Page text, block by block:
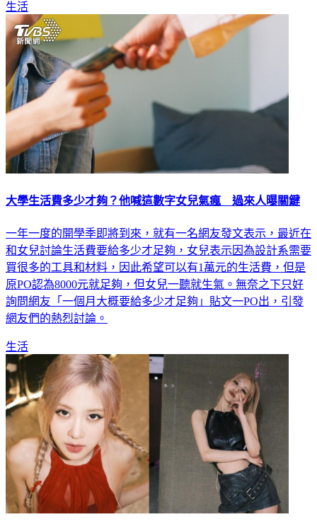
生活
大學生活費多少才夠？他喊這數字女兒氣瘋 過來人曝關鍵
一年一度的開學季即將到來，就有一名網友發文表示，最近在
和女兒討論生活費要給多少才足夠，女兒表示因為設計系需要
買很多的工具和材料，因此希望可以有1萬元的生活費，但是
原PO認為8000元就足夠，但女兒一聽就生氣。無奈之下只好
詢問網友「一個月大概要給多少才足夠」貼文一PO出，引發
網友們的熱烈討論。
生活